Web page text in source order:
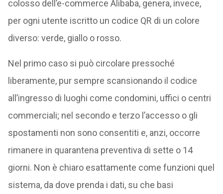
colosso dell’e-commerce Alibaba, genera, invece,
per ogni utente iscritto un codice QR di un colore
diverso: verde, giallo o rosso.
Nel primo caso si può circolare pressoché
liberamente, pur sempre scansionando il codice
all’ingresso di luoghi come condomini, uffici o centri
commerciali; nel secondo e terzo l’accesso o gli
spostamenti non sono consentiti e, anzi, occorre
rimanere in quarantena preventiva di sette o 14
giorni. Non è chiaro esattamente come funzioni quel
sistema, da dove prenda i dati, su che basi